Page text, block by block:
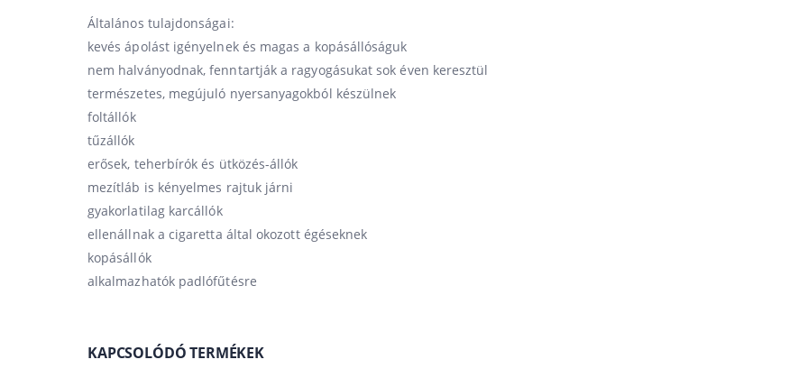
Általános tulajdonságai:
kevés ápolást igényelnek és magas a kopásállóságuk
nem halványodnak, fenntartják a ragyogásukat sok éven keresztül
természetes, megújuló nyersanyagokból készülnek
foltállók
tűzállók
erősek, teherbírók és ütközés-állók
mezítláb is kényelmes rajtuk járni
gyakorlatilag karcállók
ellenállnak a cigaretta által okozott égéseknek
kopásállók
alkalmazhatók padlófűtésre
KAPCSOLÓDÓ TERMÉKEK